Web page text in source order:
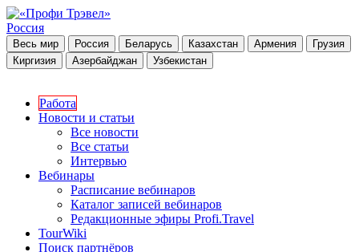
Россия
Весь мир Россия Беларусь Казахстан Армения
Грузия
Киргизия
Азербайджан Узбекистан
Работа
Новости и статьи
Все новости
Все статьи
Интервью
Вебинары
Расписание вебинаров
Каталог записей вебинаров
Редакционные эфиры Profi.Travel
TourWiki
Поиск партнёров